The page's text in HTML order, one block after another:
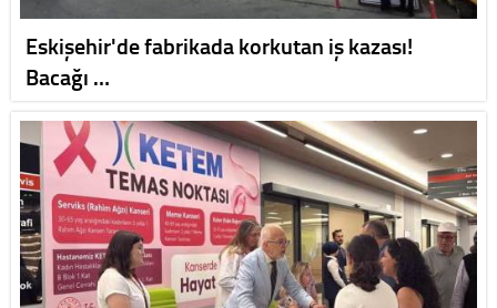
Eskişehir'de fabrikada korkutan iş kazası!
Bacağı …